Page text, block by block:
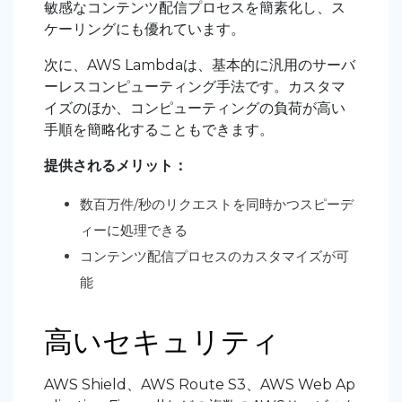
敏感なコンテンツ配信プロセスを簡素化し、ス
ケーリングにも優れています。
次に、AWS Lambdaは、基本的に汎用のサーバ
ーレスコンピューティング手法です。カスタマ
イズのほか、コンピューティングの負荷が高い
手順を簡略化することもできます。
提供されるメリット：
数百万件/秒のリクエストを同時かつスピーデ
ィーに処理できる
コンテンツ配信プロセスのカスタマイズが可
能
高いセキュリティ
AWS Shield、AWS Route S3、AWS Web Ap